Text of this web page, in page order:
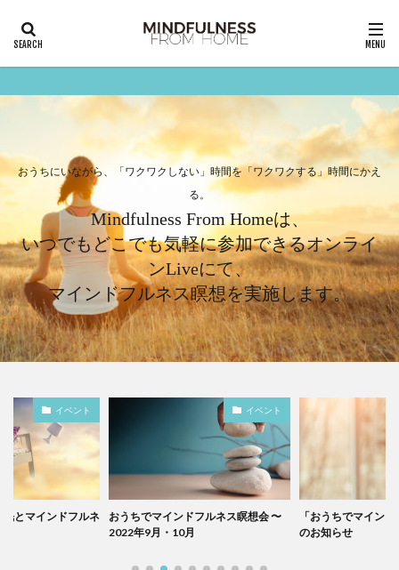
おうちにいながら、「ワクワクしない」時間を「ワクワクする」時間にかえ
る。
Mindfulness From Homeは、
いつでもどこでも気軽に参加できるオンライ
ンLiveにて、
マインドフルネス瞑想を実施します。
イベント
とマインドフルネ
イベント
おうちでマインドフルネス瞑想会 〜
2022年9月・10月
「おうちでマイン
のお知らせ